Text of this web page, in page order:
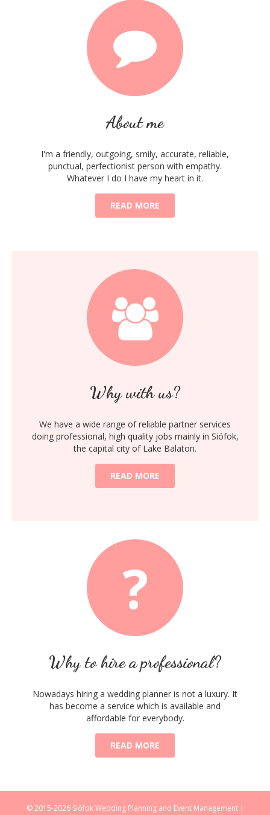
About me
I'm a friendly, outgoing, smily, accurate, reliable,
punctual, perfectionist person with empathy.
Whatever I do I have my heart in it.
READ MORE
Why with us?
We have a wide range of reliable partner services
doing professional, high quality jobs mainly in Siófok,
the capital city of Lake Balaton.
READ MORE
?
Why to hire a professional?
Nowadays hiring a wedding planner is not a luxury. It
has become a service which is available and
affordable for everybody.
READ MORE
© 2015-2026 Siófok Wedding Planning and Event Management |